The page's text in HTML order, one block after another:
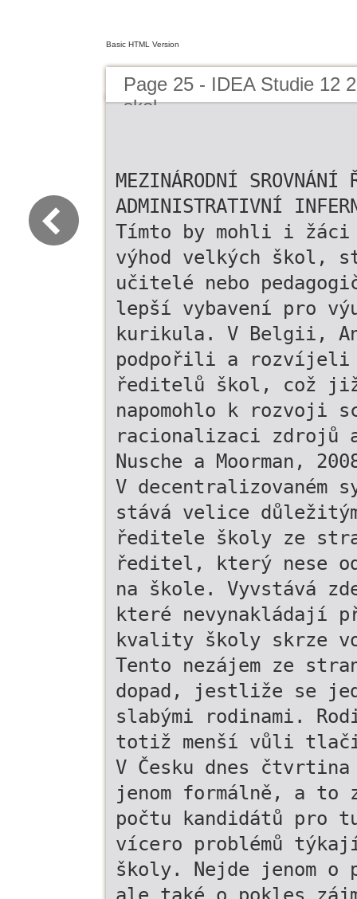
Basic HTML Version
Page 25 - IDEA Studie 12
skol
MEZINÁRODNÍ
ADMINISTRATIVNÍ
Tímto by mohli i
výhod velkých škol,
učitelé nebo
lepší vybavení pro
kurikula. V Belgii,
podpořili a rozvíjeli
ředitelů škol, což již
napomohlo k rozvoji
racionalizaci zdrojů
Nusche a Moorman,
V decentralizovaném
stává velice
ředitele školy ze
ředitel, který nese
na škole. Vyvstává
které
kvality školy skrze
Tento nezájem ze
dopad, jestliže se
slabými rodinami.
totiž menší vůli
V Česku dnes
jenom formálně, a to
počtu kandidátů pro
vícero problémů
školy. Nejde jenom o